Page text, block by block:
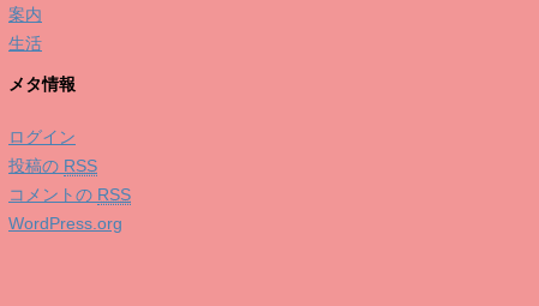
案内
生活
メタ情報
ログイン
投稿の RSS
コメントの RSS
WordPress.org